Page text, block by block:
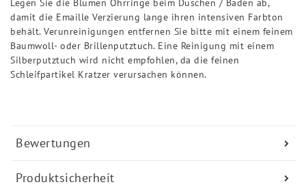
Bewertungen
Produktsicherheit
Legen Sie die Blumen Ohrringe beim Duschen / Baden ab,
damit die Emaille Verzierung lange ihren intensiven Farbton
behält. Verunreinigungen entfernen Sie bitte mit einem feinem
Baumwoll- oder Brillenputztuch. Eine Reinigung mit einem
Silberputztuch wird nicht empfohlen, da die feinen
Schleifpartikel Kratzer verursachen können.